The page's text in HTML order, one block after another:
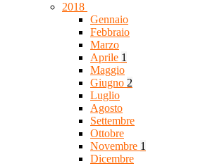
2018
Gennaio
Febbraio
Marzo
Aprile 1
Maggio
Giugno 2
Luglio
Agosto
Settembre
Ottobre
Novembre 1
Dicembre